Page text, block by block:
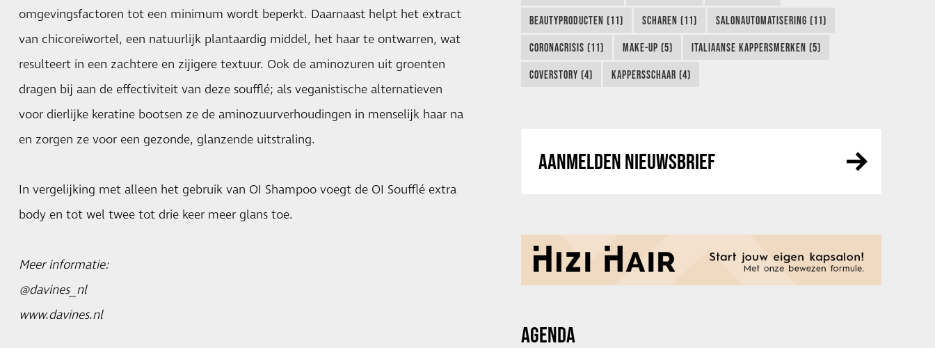
omgevingsfactoren tot een minimum wordt beperkt. Daarnaast helpt het extract
van chicoreiwortel, een natuurlijk plantaardig middel, het haar te ontwarren, wat
resulteert in een zachtere en zijigere textuur. Ook de aminozuren uit groenten
dragen bij aan de effectiviteit van deze soufflé; als veganistische alternatieven
voor dierlijke keratine bootsen ze de aminozuurverhoudingen in menselijk haar na
en zorgen ze voor een gezonde, glanzende uitstraling.
In vergelijking met alleen het gebruik van OI Shampoo voegt de OI Soufflé extra
body en tot wel twee tot drie keer meer glans toe.
Meer informatie:
@davines_nl
www.davines.nl
BEAUTYPRODUCTEN (11) SCHAREN (11) SALONAUTOMATISERING (11)
CORONACRISIS (11) MAKE-UP (5) ITALIAANSE KAPPERSMERKEN (5)
COVERSTORY (4) KAPPERSSCHAAR (4)
AANMELDEN NIEUWSBRIEF
AGENDA